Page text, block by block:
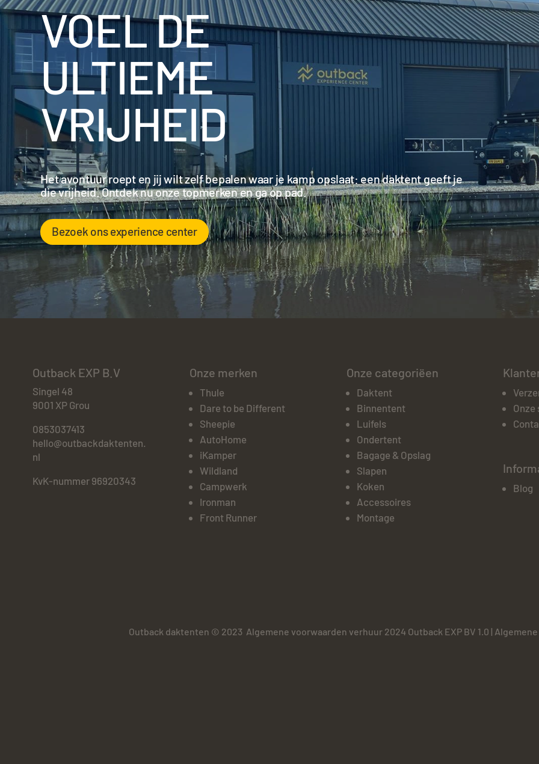
VOEL DE
ULTIEME
VRIJHEID
Het avontuur roept en jij wilt zelf bepalen waar je kamp opslaat: een daktent geeft je
die vrijheid. Ontdek nu onze topmerken en ga op pad.
Bezoek ons experience center
Outback EXP B.V
Singel 48
9001 XP Grou
0853037413
hello@outbackdaktenten.
nl
KvK-nummer 96920343
Onze merken
Thule
Dare to be Different
Sheepie
AutoHome
iKamper
Wildland
Campwerk
Ironman
Front Runner
Onze categoriëen
Daktent
Binnentent
Luifels
Ondertent
Bagage & Opslag
Slapen
Koken
Accessoires
Montage
Onze
Blog
Outback daktenten © 2023 Algemene voorwaarden verhuur 2024 Outback EXP BV 1.0 |